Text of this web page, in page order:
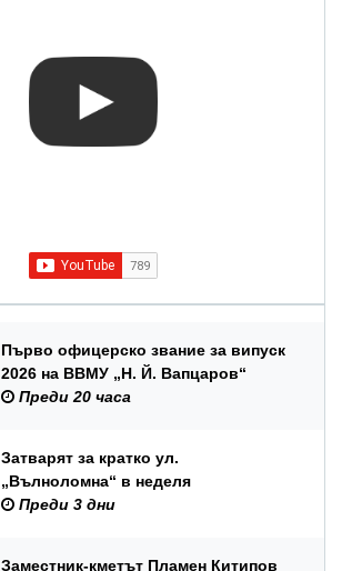
Първо офицерско звание за випуск
2026 на ВВМУ „Н. Й. Вапцаров“
Преди 20 часа
Затварят за кратко ул.
„Вълноломна“ в неделя
Преди 3 дни
Заместник-кметът Пламен Китипов